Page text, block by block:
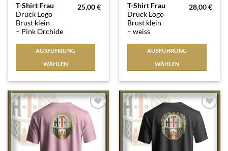
T-Shirt Frau
Druck Logo
Brust klein
– Pink Orchide
25,00€
AUSFÜHRUNG
WÄHLEN
Dieses
Produkt
weist
Varianten
Die
Optionen
können
auf
Produktseite
gewählt
werden
T-Shirt Frau
Druck Logo
Brust klein
– weiss
28,00€
AUSFÜHRUNG
WÄHLEN
Dieses
Produkt
weist
Varianten
Die
Optionen
können
auf
Produktseite
gewählt
werden
Auf die
Wunschliste
Auf die
Wunschliste